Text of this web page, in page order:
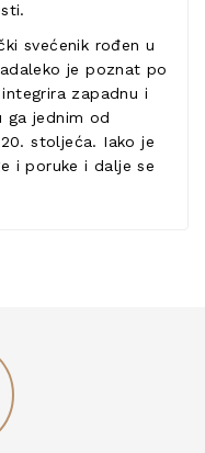
svećenik rođen u
je poznat po
zapadnu i
ga jednim od
stoljeća. Iako je
i poruke i dalje se